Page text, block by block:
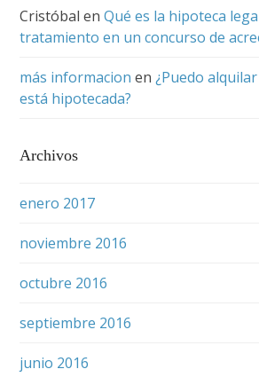
Cristóbal enQué es la hipoteca
tratamiento en un concurso de
más informacion en¿Puedo
está hipotecada?
Archivos
enero 2017
noviembre 2016
octubre 2016
septiembre 2016
junio 2016